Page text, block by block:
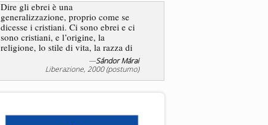
Dire gli ebrei è una
generalizzazione, proprio come se
dicesse i cristiani. Ci sono ebrei e ci
sono cristiani, e l’origine, la
religione, lo stile di vita, la razza di
sicuro comportano tanti tratti...
—Sándor Márai
Liberazione, 2000 (postumo)